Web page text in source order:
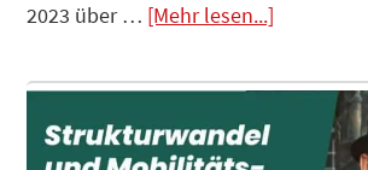
2023 über … [Mehr lesen...]
Plugin
insolvent